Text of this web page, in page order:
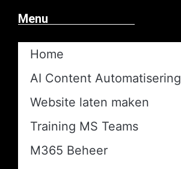
Menu
Home
AI Content Automatisering​
Website laten maken
Training MS Teams
M365 Beheer